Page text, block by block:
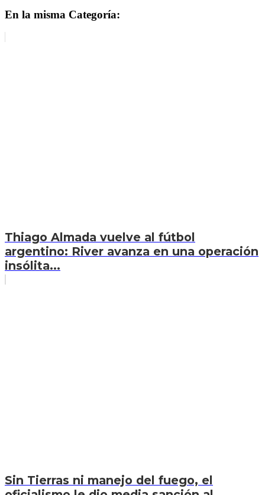
En la misma Categoría:
Thiago Almada vuelve al fútbol
argentino: River avanza en una operación
insólita...
Sin Tierras ni manejo del fuego, el